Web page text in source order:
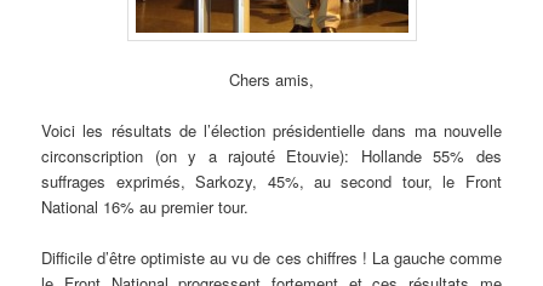
Chers amis,
Voici les résultats de l’élection présidentielle dans ma nouvelle
circonscription (on y a rajouté Etouvie): Hollande 55% des
suffrages exprimés, Sarkozy, 45%, au second tour, le Front
National 16% au premier tour.
Difficile d’être optimiste au vu de ces chiffres ! La gauche comme